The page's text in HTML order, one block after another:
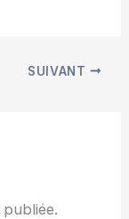
SUIVANT